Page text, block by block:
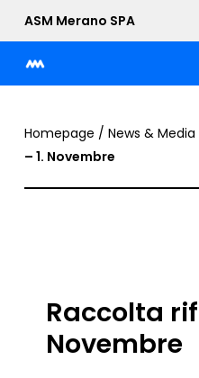
main
content
ASM Merano SPA
Homepage / News & Media
– 1. Novembre
Raccolta
Novembre